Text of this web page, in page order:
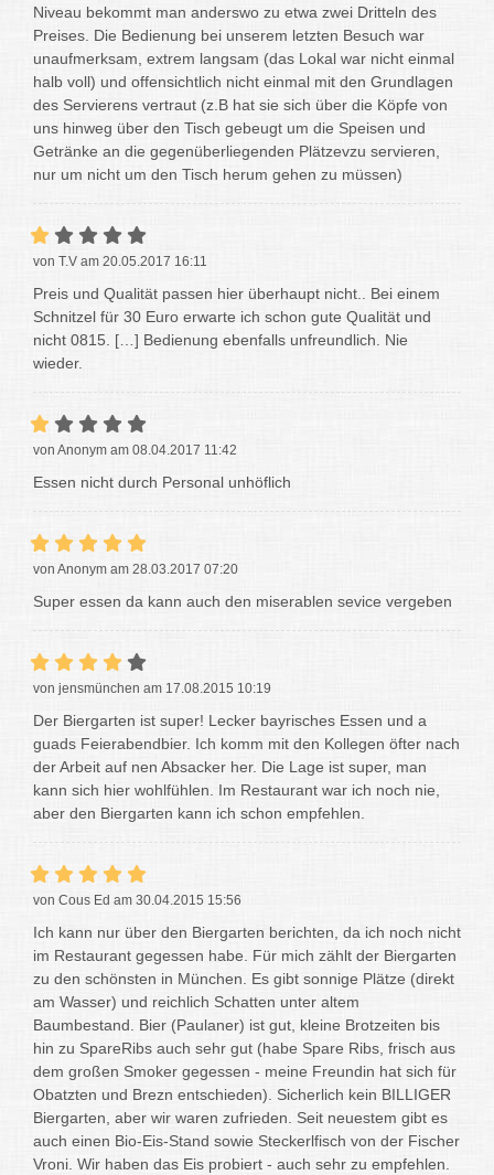
Niveau bekommt man anderswo zu etwa zwei Dritteln des
Preises. Die Bedienung bei unserem letzten Besuch war
unaufmerksam, extrem langsam (das Lokal war nicht einmal
halb voll) und offensichtlich nicht einmal mit den Grundlagen
des Servierens vertraut (z.B hat sie sich über die Köpfe von
uns hinweg über den Tisch gebeugt um die Speisen und
Getränke an die gegenüberliegenden Plätzevzu servieren,
nur um nicht um den Tisch herum gehen zu müssen)
von T.V am 20.05.2017 16:11
Preis und Qualität passen hier überhaupt nicht.. Bei einem
Schnitzel für 30 Euro erwarte ich schon gute Qualität und
nicht 0815. […] Bedienung ebenfalls unfreundlich. Nie
wieder.
von Anonym am 08.04.2017 11:42
Essen nicht durch Personal unhöflich
von Anonym am 28.03.2017 07:20
Super essen da kann auch den miserablen sevice vergeben
von jensmünchen am 17.08.2015 10:19
Der Biergarten ist super! Lecker bayrisches Essen und a
guads Feierabendbier. Ich komm mit den Kollegen öfter nach
der Arbeit auf nen Absacker her. Die Lage ist super, man
kann sich hier wohlfühlen. Im Restaurant war ich noch nie,
aber den Biergarten kann ich schon empfehlen.
von Cous Ed am 30.04.2015 15:56
Ich kann nur über den Biergarten berichten, da ich noch nicht
im Restaurant gegessen habe. Für mich zählt der Biergarten
zu den schönsten in München. Es gibt sonnige Plätze (direkt
am Wasser) und reichlich Schatten unter altem
Baumbestand. Bier (Paulaner) ist gut, kleine Brotzeiten bis
hin zu SpareRibs auch sehr gut (habe Spare Ribs, frisch aus
dem großen Smoker gegessen - meine Freundin hat sich für
Obatzten und Brezn entschieden). Sicherlich kein BILLIGER
Biergarten, aber wir waren zufrieden. Seit neuestem gibt es
auch einen Bio-Eis-Stand sowie Steckerlfisch von der Fischer
Vroni. Wir haben das Eis probiert - auch sehr zu empfehlen.